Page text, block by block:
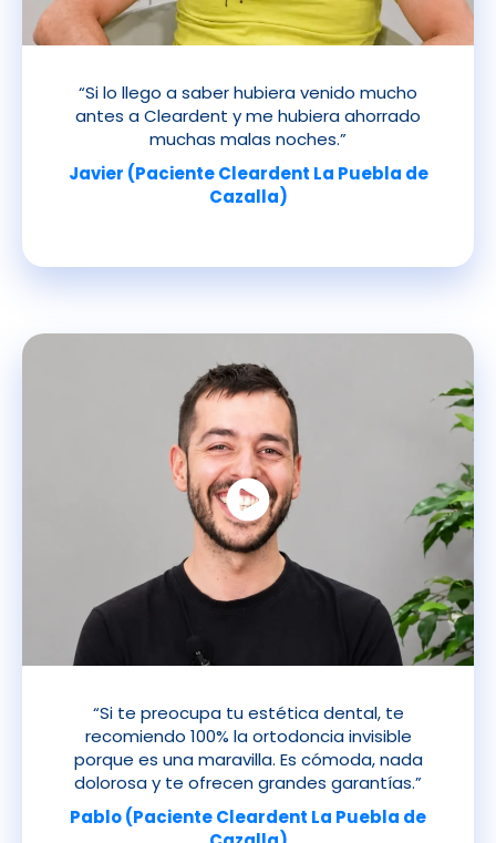
“Si lo llego a saber hubiera venido mucho
antes a Cleardent y me hubiera ahorrado
muchas malas noches.”
Javier (Paciente Cleardent La Puebla de
Cazalla)
“Si te preocupa tu estética dental, te
recomiendo 100% la ortodoncia invisible
porque es una maravilla. Es cómoda, nada
dolorosa y te ofrecen grandes garantías.”
Pablo (Paciente Cleardent La Puebla de